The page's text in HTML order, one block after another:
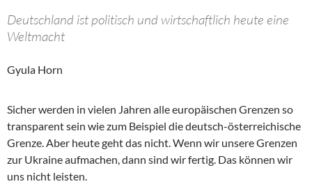
Deutschland ist politisch und wirtschaftlich heute eine
Weltmacht
Gyula Horn
Sicher werden in vielen Jahren alle europäischen Grenzen so
transparent sein wie zum Beispiel die deutsch-österreichische
Grenze. Aber heute geht das nicht. Wenn wir unsere Grenzen
zur Ukraine aufmachen, dann sind wir fertig. Das können wir
uns nicht leisten.